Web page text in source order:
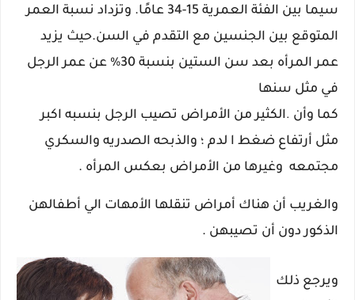
سيما بين الفئة العمرية 15-34 عامًا. وتزداد نسبة العمر
المتوقع بين الجنسين مع التقدم في السن.حيث يزيد
عمر المرأه بعد سن الستين بنسبة 30% عن عمر الرجل
في مثل سنها
كما وأن .الكثير من الأمراض تصيب الرجل بنسبه اكبر
مثل أرتفاع ضغط ا لدم ؛ والذبحه الصدريه والسكري
مجتمعه وغيرها من الأمراض بعكس المرأه .
والغريب أن هناك أمراض تنقلها الأمهات الي أطفالهن
الذكور دون أن تصيبهن .
ويرجع ذلك